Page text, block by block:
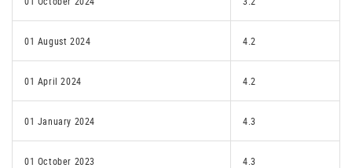
01 August 2024 4.2
01 April 2024 4.2
01 January 2024 4.3
01 October 2023 4.3